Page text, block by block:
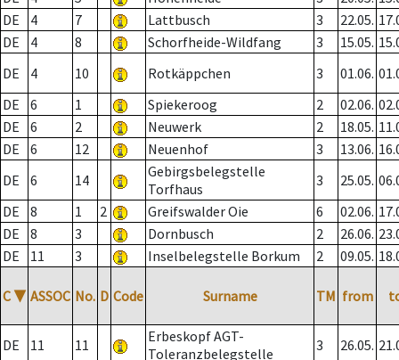
DE
4 7 Lattbusch 3 22.05.
DE
4 8 Schorfheide-Wildfang 3 15.05.
DE
4 10 Rotkäppchen 3 01.06.
DE
6 1 Spiekeroog 2 02.06.
DE
6 2 Neuwerk 2 18.05.
DE
6 12 Neuenhof 3 13.06.
DE
6 14
Gebirgsbelegstelle
Torfhaus
3 25.05.
DE
8 1 2 Greifswalder Oie 6 02.06.
DE
8 3 Dornbusch 2 26.06.
DE
11 3 Inselbelegstelle Borkum 2 09.05.
C ▼ ASSOC No. D Code Surname TM from
DE 11 11
Erbeskopf AGT-
Toleranzbelegstelle
3 26.05.